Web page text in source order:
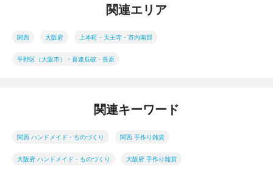
関連エリア
関西 大阪府 上本町・天王寺・市内南部
平野区（大阪市）・喜連瓜破・長原
関連キーワード
関西 ハンドメイド・ものづくり 関西 手作り雑貨
大阪府 ハンドメイド・ものづくり 大阪府 手作り雑貨